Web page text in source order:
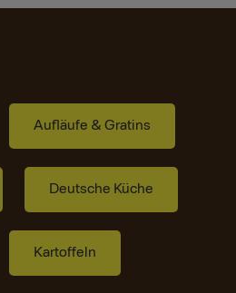
Aufläufe & Gratins
Deutsche Küche
Kartoffeln